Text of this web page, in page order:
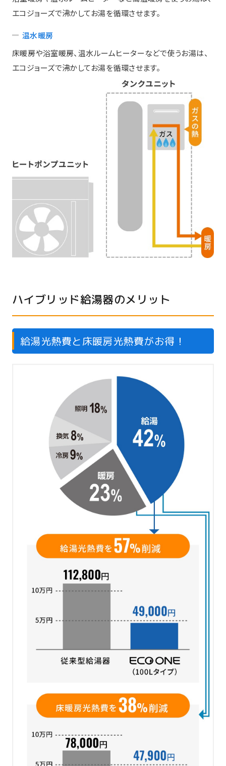
エコジョーズで沸かしてお湯を循環させます。
温水暖房
床暖房や浴室暖房、温水ルームヒーターなどで使うお湯は、
エコジョーズで沸かしてお湯を循環させます。
ハイブリッド給湯器のメリット
給湯光熱費と床暖房光熱費がお得！